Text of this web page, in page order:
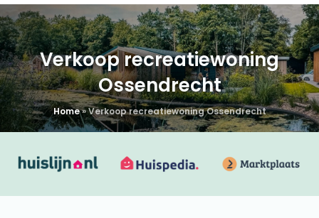
Verkoop recreatiewoning
Ossendrecht
Home»Verkoop recreatiewoning Ossendrecht